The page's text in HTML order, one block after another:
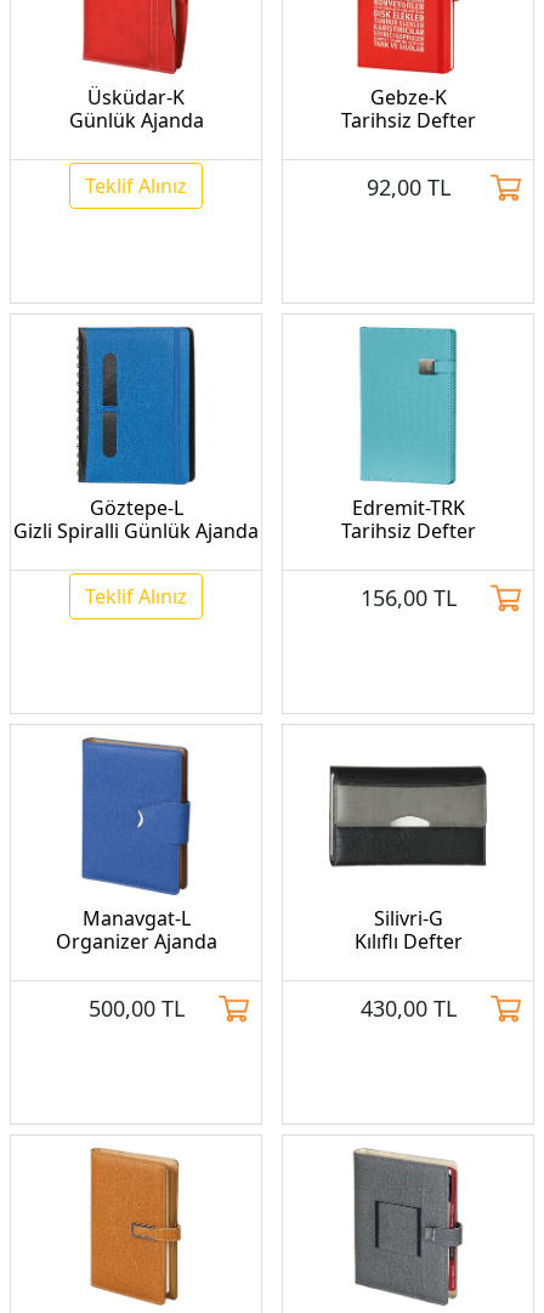
Üsküdar-K
Günlük Ajanda
Teklif Alınız
Gebze-K
Tarihsiz Defter
92,00 TL
Göztepe-L
Gizli Spiralli Günlük Ajanda
Teklif Alınız
Edremit-TRK
Tarihsiz Defter
156,00 TL
Manavgat-L
Organizer Ajanda
500,00 TL
Silivri-G
Kılıflı Defter
430,00 TL